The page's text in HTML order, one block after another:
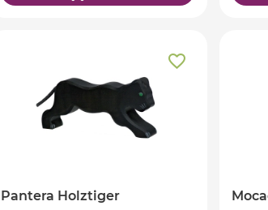
Pantera Holztiger